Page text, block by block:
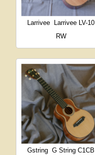
Larrivee
Larrivee LV-10
RW
Gstring G String C1CB